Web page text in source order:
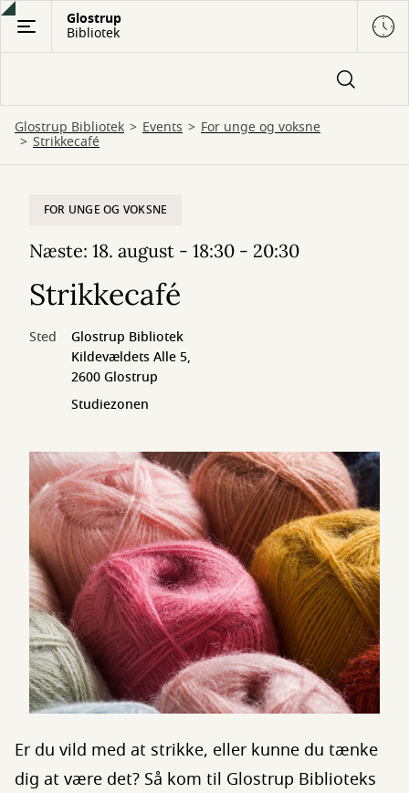
Gå
hovedindhold
Glostrup
Bibliotek
Glostrup Bibliotek Events For unge og voksne
Strikkecafé
FOR UNGE OG VOKSNE
Næste: 18. august - 18:30 - 20:30
Strikkecafé
Sted
Glostrup Bibliotek
Kildevældets Alle 5,
2600 Glostrup
Studiezonen
Er du vild med at strikke, eller kunne du tænke
dig at være det? Så kom til Glostrup Biblioteks